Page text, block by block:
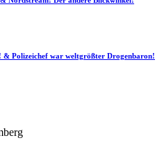
& Polizeichef war weltgrößter Drogenbaron!